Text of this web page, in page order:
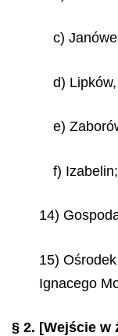
c)
d) Lipków,
e)
f) Izabelin;
14)
15)
Ignacego
§ 2. [Wejście w